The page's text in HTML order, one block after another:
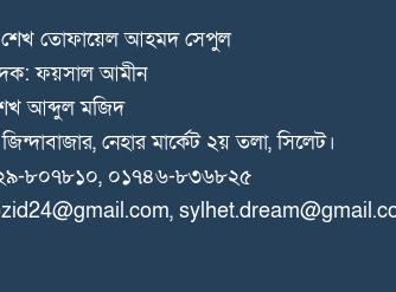
শেখ তোফায়েল আহমদ সেপুল
ফয়সাল আমীন
আব্দুল মজিদ
নেহার মার্কেট ২য় তলা, সিলেট।
৮০৭৮১০, ০১৭৪৬-৮৩৬৮২৫